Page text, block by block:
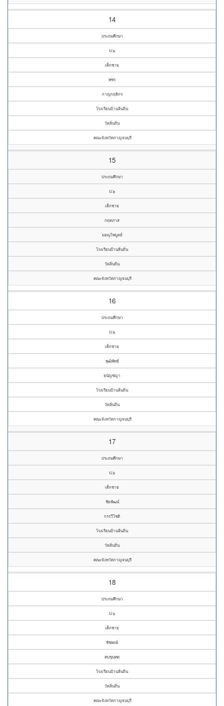
14
ประถมศึกษา
ป.๖
เด็กชาย
พชร
กาญกฤติกร
โรงเรียนบ้านลิ่นถิ่น
วัดลิ่นถิ่น
คณะจังหวัดกาญจนบุรี
15
ประถมศึกษา
ป.๖
เด็กชาย
กฤตภาส
มอญไพบูลย์
โรงเรียนบ้านลิ่นถิ่น
วัดลิ่นถิ่น
คณะจังหวัดกาญจนบุรี
16
ประถมศึกษา
ป.๖
เด็กชาย
พุฒิพัทธ์
ธนัญชญา
โรงเรียนบ้านลิ่นถิ่น
วัดลิ่นถิ่น
คณะจังหวัดกาญจนบุรี
17
ประถมศึกษา
ป.๖
เด็กชาย
ชัยพัฒน์
กรรวีโชติ
โรงเรียนบ้านลิ่นถิ่น
วัดลิ่นถิ่น
คณะจังหวัดกาญจนบุรี
18
ประถมศึกษา
ป.๖
เด็กชาย
ชัชพงษ์
คบขุนทด
โรงเรียนบ้านลิ่นถิ่น
วัดลิ่นถิ่น
คณะจังหวัดกาญจนบุรี